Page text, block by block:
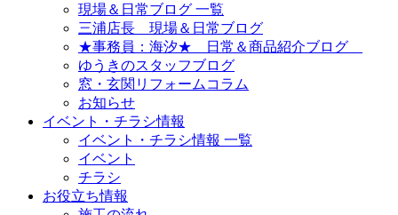
現場＆日常ブログ 一覧
三浦店長 現場＆日常ブログ
★事務員：海汐★ 日常＆商品紹介ブログ
ゆうきのスタッフブログ
窓・玄関リフォームコラム
お知らせ
イベント・チラシ情報
イベント・チラシ情報 一覧
イベント
チラシ
お役立ち情報